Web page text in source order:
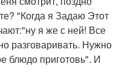
"Когда я Задаю Этот
я же с ней! Все
разговаривать. Нужно
блюдо приготовь". И